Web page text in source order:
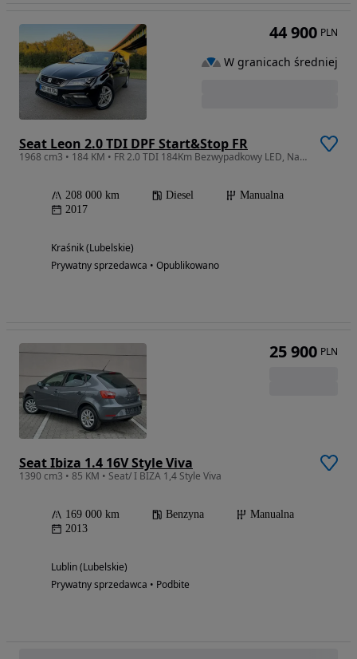
Seat Leon 2.0 TDI DPF Start&Stop FR
1968 cm3 • 184 KM • FR 2.0 TDI 184Km Bezwypadkowy LED, Navi, CarPlay Super Stan z Niemiec
208 000 km Diesel
Manualna
2017
Kraśnik (Lubelskie)
Prywatny sprzedawca • Opublikowano
44 900 PLN
W granicach średniej
Seat Ibiza 1.4 16V Style Viva
1390 cm3 • 85 KM • Seat/ I BIZA 1,4 Style Viva
169 000 km Benzyna
Manualna
2013
Lublin (Lubelskie)
Prywatny sprzedawca • Podbite
25 900 PLN